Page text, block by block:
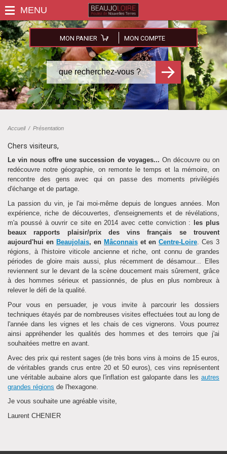
MON PANIER MON COMPTE
Accueil/ Présentation
Chers visiteurs,
Le vin nous offre une succession de voyages... On découvre ou on
redécouvre notre géographie, on remonte le temps et la mémoire, on
rencontre des gens avec qui on passe des moments privilégiés
d'échange et de partage.
La passion du vin, je l'ai moi-même depuis de longues années. Mon
expérience, riche de découvertes, d'enseignements et de révélations,
m'a poussé à ouvrir ce site en 2014 avec cette conviction :
les plus
beaux rapports plaisir/prix des vins français se trouvent
aujourd'hui en Beaujolais, en Mâconnais et en Centre-Loire. Ces 3
régions, à l'histoire viticole ancienne et riche, ont connu de grandes
périodes de gloire mais aussi, plus récemment de désamour... Elles
reviennent sur le devant de la scène doucement mais sûrement, grâce
à des hommes sérieux et passionnés, de plus en plus nombreux à
relever le défi de la qualité.
Pour vous en persuader, je vous invite à parcourir les dossiers
techniques étayés par de nombreuses visites effectuées tout au long de
l'année dans les vignes et les chais de ces vignerons. Vous pourrez
ainsi appréhender les qualités des hommes et des terroirs que j'ai
souhaitées mettre en avant.
Avec des prix qui restent sages (de très bons vins à moins de 15 euros,
de véritables grands crus entre 20 et 50 euros), ces vins représentent
une véritable aubaine alors que l'inflation est galopante dans les autres
grandes régions de l'hexagone.
Je vous souhaite une agréable visite,
Laurent CHENIER